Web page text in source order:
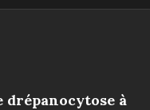
drépanocytose à